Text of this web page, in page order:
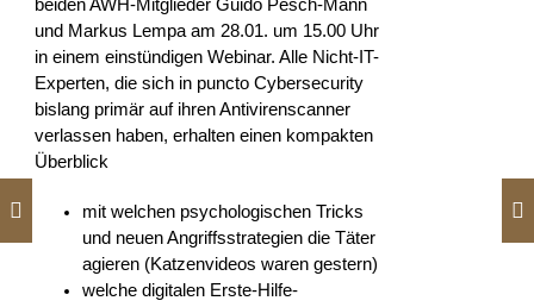
beiden AWH-Mitglieder Guido Pesch-Mann
und Markus Lempa am 28.01. um 15.00 Uhr
in einem einstündigen Webinar. Alle Nicht-IT-
Experten, die sich in puncto Cybersecurity
bislang primär auf ihren Antivirenscanner
verlassen haben, erhalten einen kompakten
Überblick
mit welchen psychologischen Tricks
und neuen Angriffsstrategien die Täter
agieren (Katzenvideos waren gestern)
welche digitalen Erste-Hilfe-